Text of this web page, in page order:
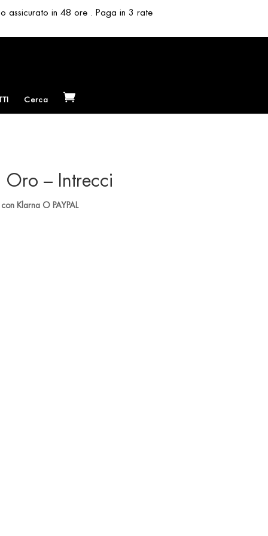
Cerca
– Intrecci
Klarna O PAYPAL
assicurato in 48 ore . Paga in 3 rate